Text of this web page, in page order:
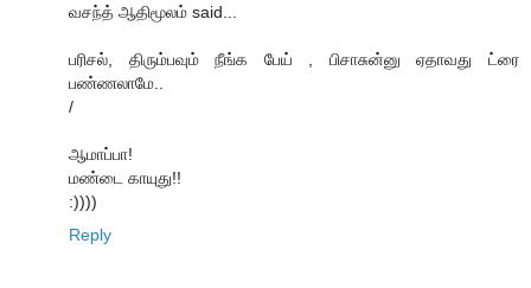
வசந்த் ஆதிமூலம் said...
பரிசல், திரும்பவும் நீங்க பேய் , பிசாசுன்னு ஏதாவது ட்ரை
பண்ணலாமே..
/
ஆமாப்பா!
மண்டை காயுது!!
:))))
Reply